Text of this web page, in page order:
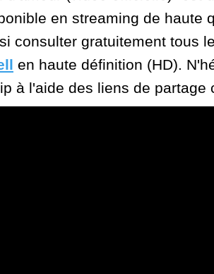
en streaming de haute
consulter gratuitement tous
en haute définition (HD).
à l'aide des liens de partage